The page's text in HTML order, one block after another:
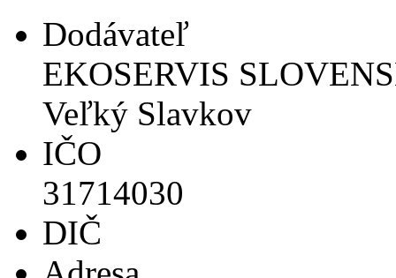
Dodávateľ
EKOSERVIS
Veľký Slavkov
IČO
31714030
DIČ